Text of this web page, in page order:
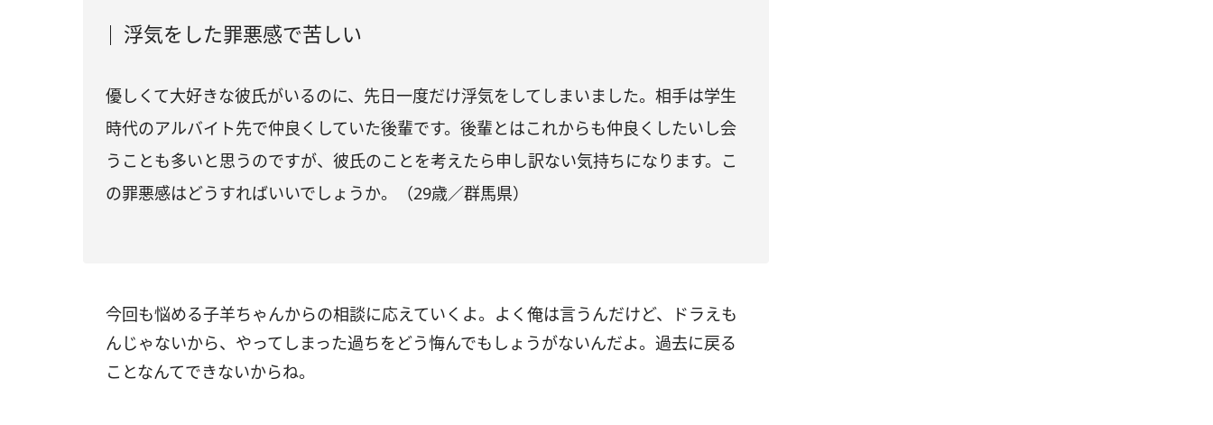
浮気をした罪悪感で苦しい
優しくて大好きな彼氏がいるのに、先日一度だけ浮気をしてしまいました。相手は学生
時代のアルバイト先で仲良くしていた後輩です。後輩とはこれからも仲良くしたいし会
うことも多いと思うのですが、彼氏のことを考えたら申し訳ない気持ちになります。こ
の罪悪感はどうすればいいでしょうか。（29歳／群馬県）
今回も悩める子羊ちゃんからの相談に応えていくよ。よく俺は言うんだけど、ドラえも
んじゃないから、やってしまった過ちをどう悔んでもしょうがないんだよ。過去に戻る
ことなんてできないからね。